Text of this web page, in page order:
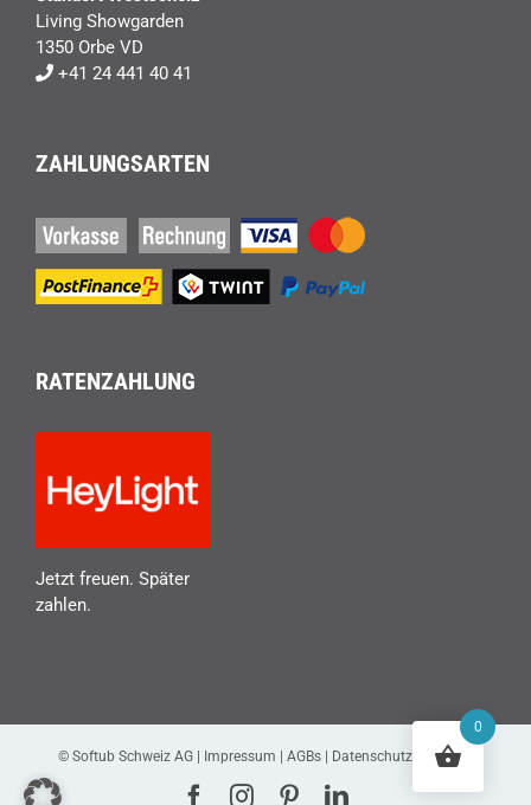
Living Showgarden
1350 Orbe VD
+41 24 441 40 41
ZAHLUNGSARTEN
RATENZAHLUNG
Jetzt freuen. Später
zahlen.
© Softub Schweiz AG | Impressum AGBs Datenschutzerklärung
Facebook
Instagram
PinterestLinkedIn
0